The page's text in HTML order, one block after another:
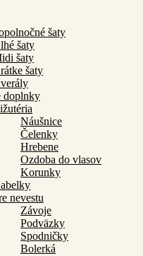
šaty
šaty
šaty
šaty
doplnky
Náušnice
Čelenky
Hrebene
Ozdoba do vlasov
Korunky
nevestu
Závoje
Podväzky
Spodničky
Bolerká